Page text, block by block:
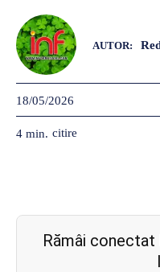
AUTOR:
18/05/2026
4 min. citire
Rămâi